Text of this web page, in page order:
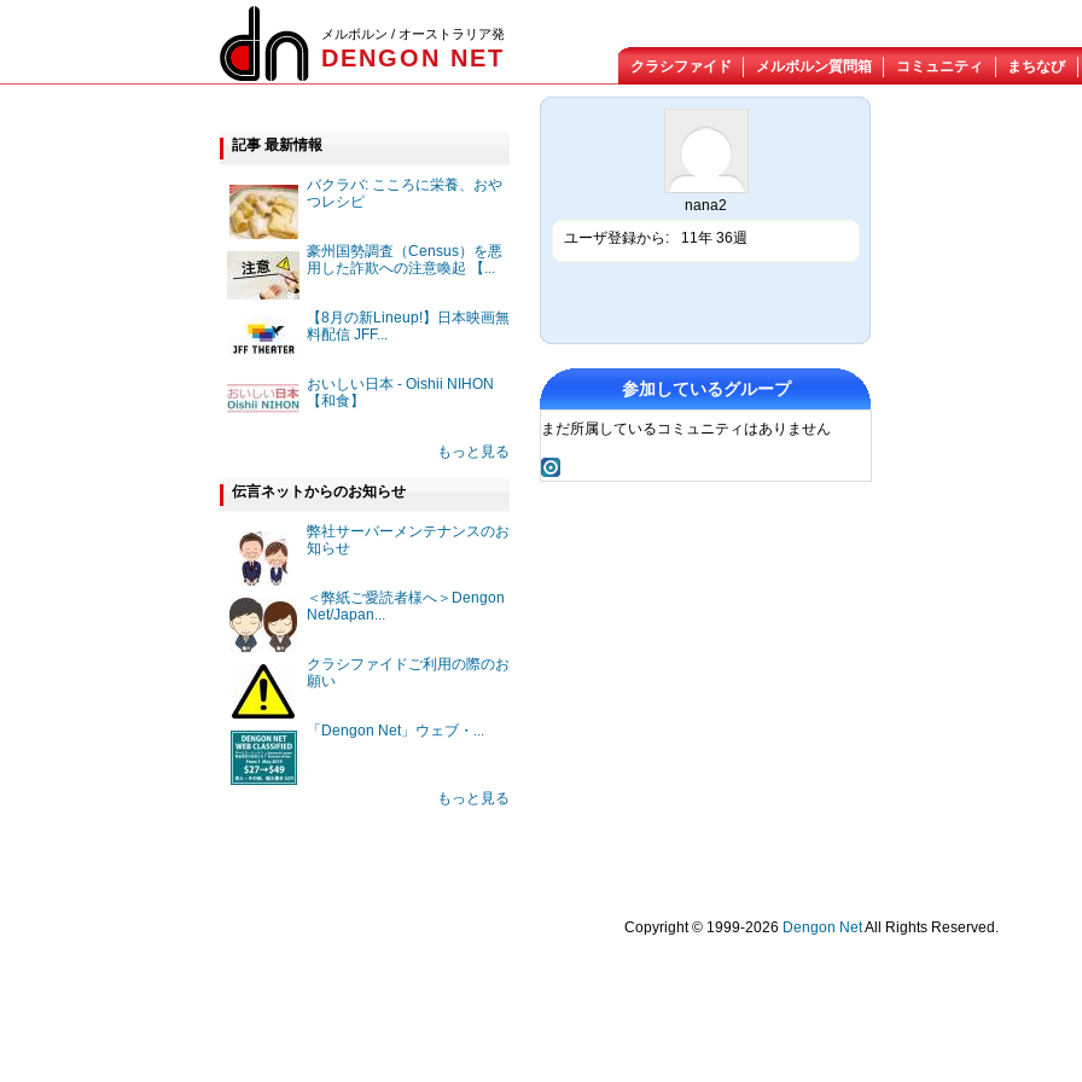
メルボルン / オーストラリア発
DENGON NET クラシファイド メルボルン質問箱 コミュニティ まちなび
記事 最新情報
バクラバ: こころに栄養、おや
つレシピ
豪州国勢調査（Census）を悪
用した詐欺への注意喚起 【...
【8月の新Lineup!】日本映画無
料配信 JFF...
おいしい日本 - Oishii NIHON
【和食】
もっと見る
伝言ネットからのお知らせ
弊社サーバーメンテナンスのお
知らせ
＜弊紙ご愛読者様へ＞Dengon
Net/Japan...
クラシファイドご利用の際のお
願い
「Dengon Net」ウェブ・...
もっと見る
nana2
ユーザ登録から:
11年 36週
参加しているグループ
まだ所属しているコミュニティはありません
Copyright © 1999-2026 Dengon NetAll Rights Reserved.